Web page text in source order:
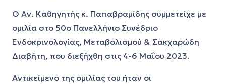
Ο Αν. Καθηγητής κ. Παπαβραμίδης συμμετείχε με
ομιλία στο 50ο Πανελλήνιο Συνέδριο
Ενδοκρινολογίας, Μεταβολισμού & Σακχαρώδη
Διαβήτη, που διεξήχθη στις 4-6 Μαΐου 2023.
Αντικείμενο της ομιλίας του ήταν οι